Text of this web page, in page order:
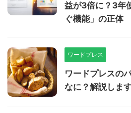
益が3倍に？3年
ぐ機能」の正体
ワードプレス
ワードプレスの
なに？解説します